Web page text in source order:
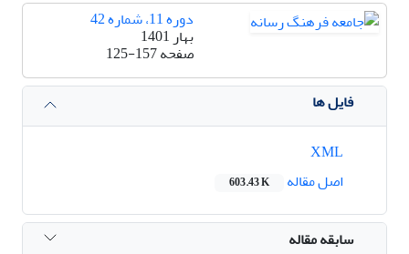
دوره 11، شماره 42
بهار 1401
صفحه125-157
فایل ها
اصل مقاله
603.43 K
سابقه مقاله